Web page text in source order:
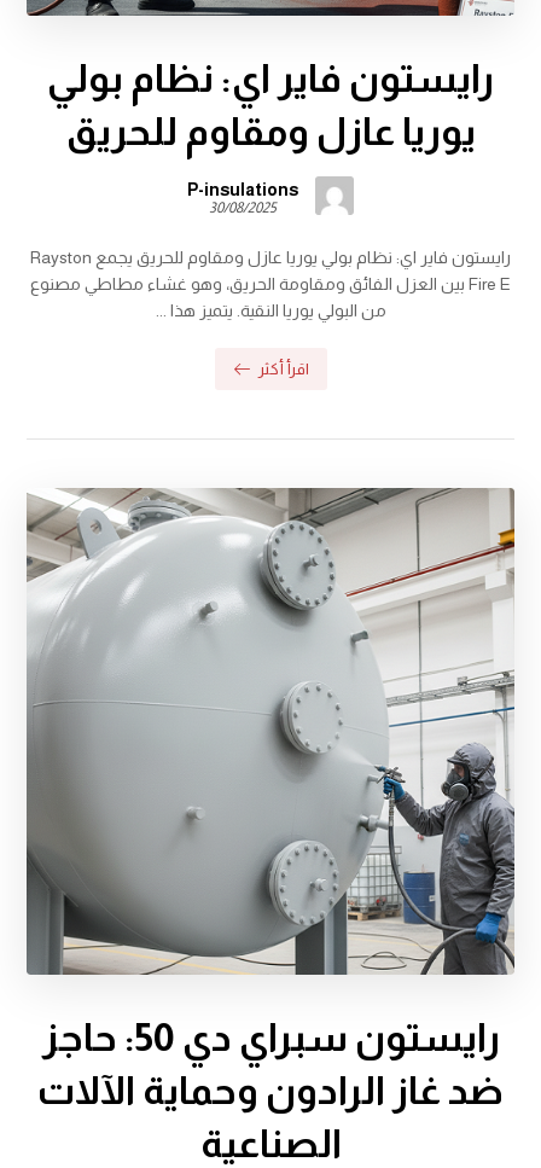
رايستون فاير اي: نظام بولي
يوريا عازل ومقاوم للحريق
P-insulations
30/08/2025
رايستون فاير اي: نظام بولي يوريا عازل ومقاوم للحريق يجمع Rayston
Fire E بين العزل الفائق ومقاومة الحريق، وهو غشاء مطاطي مصنوع
من البولي يوريا النقية. يتميز هذا ...
اقرأ أكثر
رايستون سبراي دي 50: حاجز
ضد غاز الرادون وحماية الآلات
الصناعية